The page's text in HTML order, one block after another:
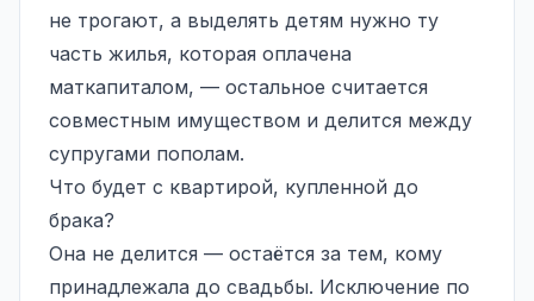
не трогают, а выделять детям нужно ту
часть жилья, которая оплачена
маткапиталом, — остальное считается
совместным имуществом и делится между
супругами пополам.
Что будет с квартирой, купленной до
брака?
Она не делится — остаётся за тем, кому
принадлежала до свадьбы. Исключение по